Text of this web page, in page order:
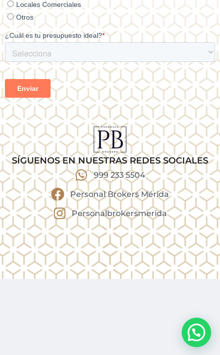
SÍGUENOS EN NUESTRAS REDES SOCIALES
999 233 5504
Personal Brokers Mérida
Personalbrokersmerida